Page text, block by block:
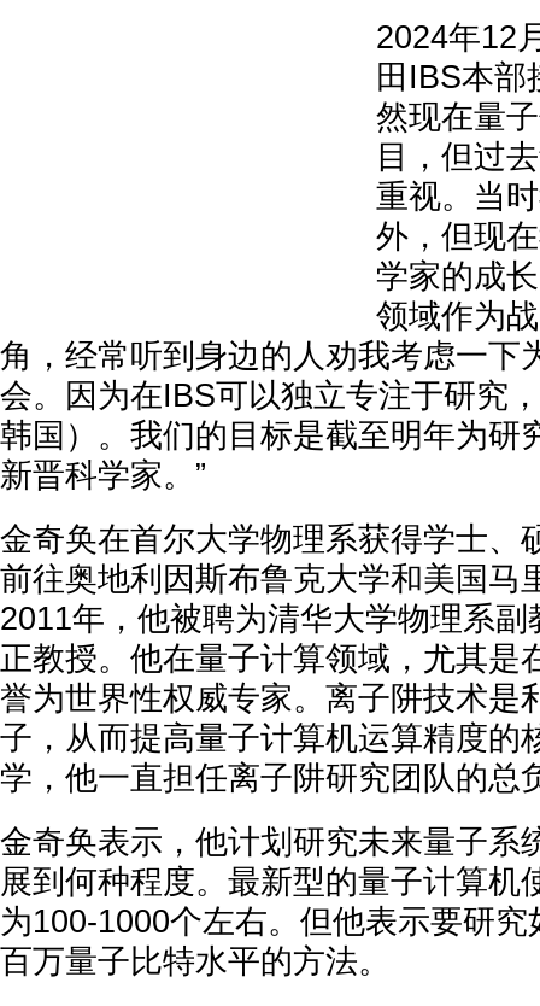
2024年12
田IBS本部
然现在量
目，但过
重视。当
外，但现
学家的成
领域作为
角，经常听到身边的人劝我考虑一下
会。因为在IBS可以独立专注于研究
韩国）。我们的目标是截至明年为研
新晋科学家。”
金奇奂在首尔大学物理系获得学士、
前往奥地利因斯布鲁克大学和美国马
2011年，他被聘为清华大学物理系
正教授。他在量子计算领域，尤其是
誉为世界性权威专家。离子阱技术是
子，从而提高量子计算机运算精度的
学，他一直担任离子阱研究团队的总
金奇奂表示，他计划研究未来量子系
展到何种程度。最新型的量子计算机
为100-1000个左右。但他表示要研
百万量子比特水平的方法。